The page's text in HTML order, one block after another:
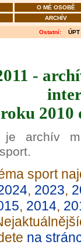
O MÉ OSOBĚ
ARCHÍV
Ostatní: ÚPT
-
2010
archív
sport
, 2023,
, 2014,
na